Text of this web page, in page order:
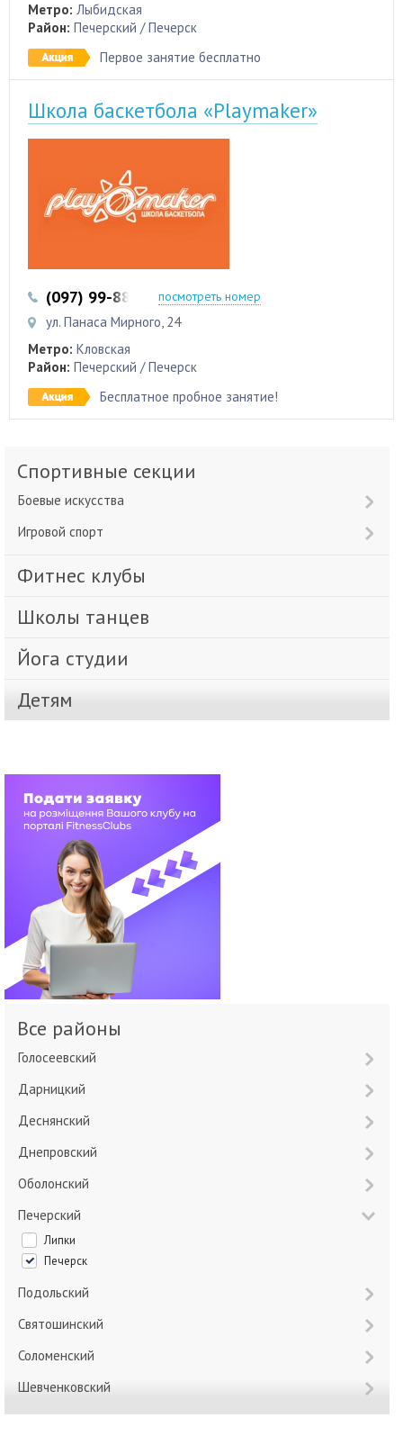
Метро: Лыбидская
Район: Печерский / Печерск
Первое занятие бесплатно
Школа баскетбола «Playmaker»
(097) 99-88-99-8 (067) 658-53-56
посмотреть номер
ул. Панаса Мирного, 24
Метро: Кловская
Район: Печерский / Печерск
Бесплатное пробное занятие!
Спортивные секции
Боевые искусства
Игровой спорт
Фитнес клубы
Школы танцев
Йога студии
Детям
Все районы
Голосеевский
Дарницкий
Деснянский
Днепровский
Оболонский
Печерский
Липки
Печерск
Подольский
Святошинский
Соломенский
Шевченковский